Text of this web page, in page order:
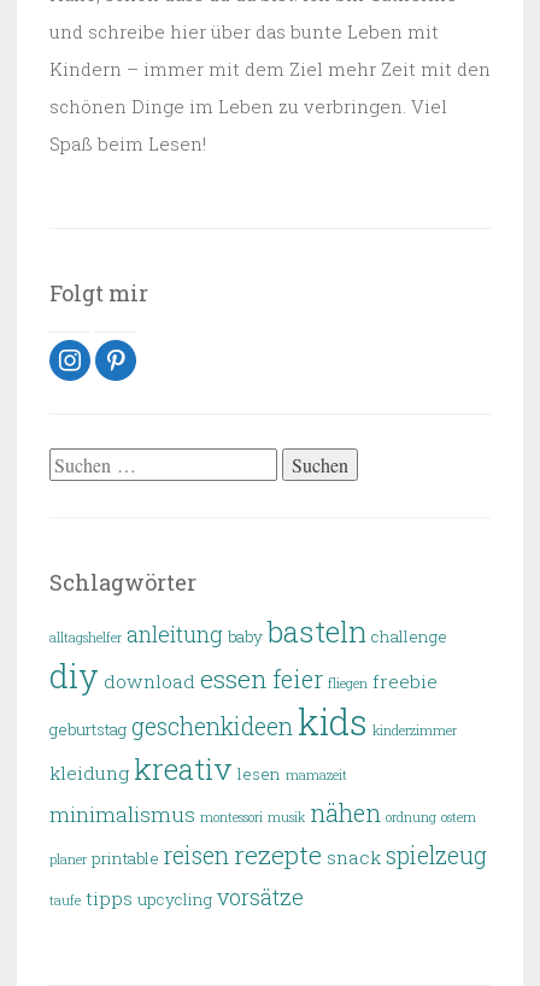
und schreibe hier über das bunte Leben mit
Kindern – immer mit dem Ziel mehr Zeit mit den
schönen Dinge im Leben zu verbringen. Viel
Spaß beim Lesen!
Folgt mir
instagram
pinterest
Suchen
Schlagwörter
alltagshelfer anleitung baby basteln challenge
diy download essen feier fliegen freebie
geburtstag geschenkideen kids kinderzimmer
kleidung kreativ lesen mamazeit
minimalismus montessori musik nähen ordnung ostern
planer printable reisen rezepte snack spielzeug
taufe tipps upcycling vorsätze